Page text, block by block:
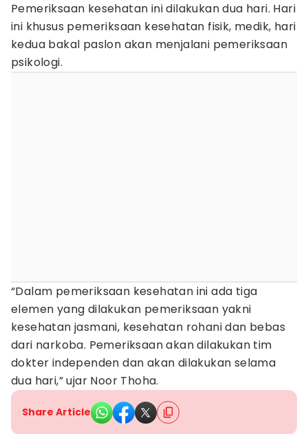
Pemeriksaan kesehatan ini dilakukan dua hari. Hari
ini khusus pemeriksaan kesehatan fisik, medik, hari
kedua bakal paslon akan menjalani pemeriksaan
psikologi.
“Dalam pemeriksaan kesehatan ini ada tiga
elemen yang dilakukan pemeriksaan yakni
kesehatan jasmani, kesehatan rohani dan bebas
dari narkoba. Pemeriksaan akan dilakukan tim
dokter independen dan akan dilakukan selama
dua hari,” ujar Noor Thoha.
Share Article